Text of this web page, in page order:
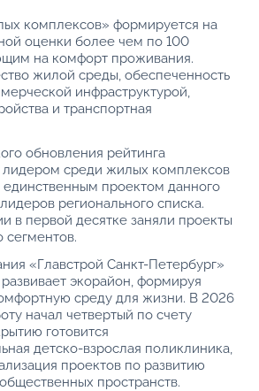
комплексов» формируется на
оценки более чем по 100
на комфорт проживания.
жилой среды, обеспеченность
инфраструктурой,
и транспортная
обновления рейтинга
среди жилых комплексов
единственным проектом данного
регионального списка.
в первой десятке заняли проекты
сегментов.
«Главстрой Санкт-Петербург»
экорайон, формируя
среду для жизни. В 2026
начал четвертый по счету
готовится
детско-взрослая поликлиника,
проектов по развитию
пространств.